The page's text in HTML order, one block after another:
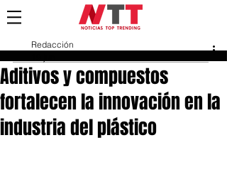
Aditivos y compuestos
fortalecen la innovación en la
industria del plástico
Redacción